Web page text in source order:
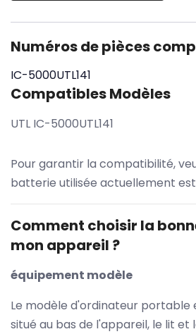
Numéros de pièces
IC-5000UTL141
Compatibles Modèles
UTL IC-5000UTL141
Pour garantir la compatibilité,
batterie utilisée actuellement
Comment choisir la
mon appareil ?
équipement modèle
Le modèle d'ordinateur
situé au bas de l'appareil, le lit et